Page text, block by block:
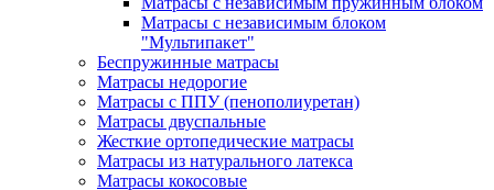
Матрасы с независимым блоком
"Мультипакет"
Беспружинные матрасы
Матрасы недорогие
Матрасы с ППУ (пенополиуретан)
Матрасы двуспальные
Жесткие ортопедические матрасы
Матрасы из натурального латекса
Матрасы кокосовые